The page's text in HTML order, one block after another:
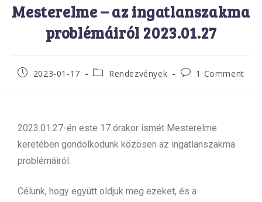
Mesterelme – az ingatlanszakma
problémáiról 2023.01.27
2023-01-17 Rendezvények 1 Comment
2023.01.27-én este 17 órakor ismét Mesterelme
keretében gondolkodunk közösen az ingatlanszakma
problémáiról.
Célunk, hogy együtt oldjuk meg ezeket, és a